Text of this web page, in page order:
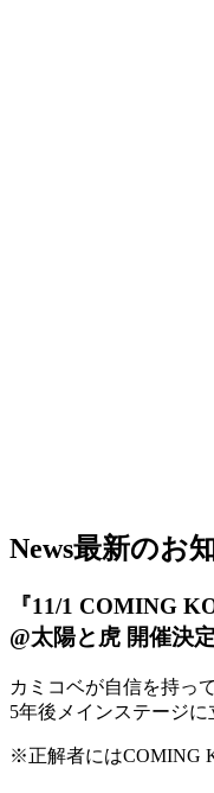
News最新のお
『11/1 COMING
@太陽と虎 開催決
カミコベが自信を持っ
5年後メインステージ
※正解者にはCOMING